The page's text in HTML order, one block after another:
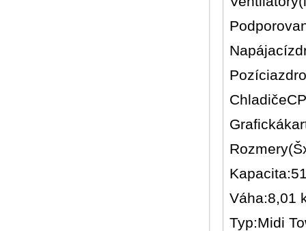
Váha:8,01
Typ:Midi